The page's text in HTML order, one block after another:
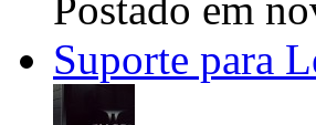
Suporte para